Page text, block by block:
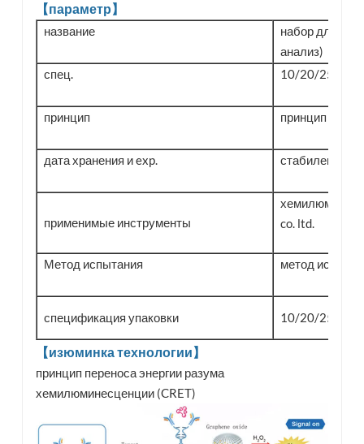
【параметр】
название
набор для
анализ)
спец.
10/20/25
принцип принцип
дата хранения и exp. стабилен в
применимые инструменты
co. ltd.
Метод испытания метод
спецификация упаковки 10/20/25
【изюминка технологии】
принцип переноса энергии разума
хемилюминесценции (CRET)